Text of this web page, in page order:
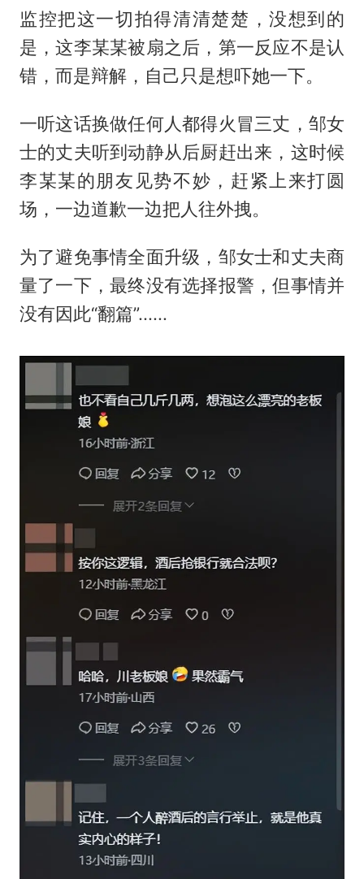
监控把这一切拍得清清楚楚，没想到的
是，这李某某被扇之后，第一反应不是认
错，而是辩解，自己只是想吓她一下。
一听这话换做任何人都得火冒三丈，邹女
士的丈夫听到动静从后厨赶出来，这时候
李某某的朋友见势不妙，赶紧上来打圆
场，一边道歉一边把人往外拽。
为了避免事情全面升级，邹女士和丈夫商
量了一下，最终没有选择报警，但事情并
没有因此“翻篇”......